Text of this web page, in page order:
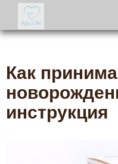
Как
инструкция